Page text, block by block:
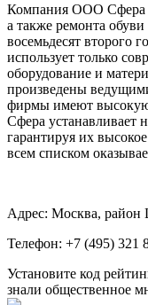
Компания ООО Сфера
а также ремонта
восемьдесят второго
использует только
оборудование и
произведены
фирмы имеют
Сфера устанавливает
гарантируя их
всем списком
Адрес: Москва, район
Телефон: +7 (495) 321
Установите код
знали общественное